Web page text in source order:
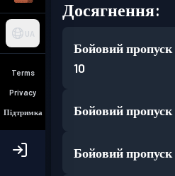
UA
Terms
Privacy
Підтримка
Досягнення:
Бойовий пропуск
10
Бойовий пропуск
Бойовий пропуск